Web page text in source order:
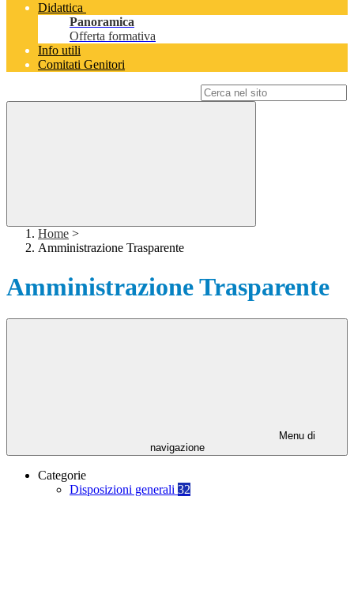
Didattica
Panoramica
Offerta formativa
Info utili
Comitati Genitori
Home >
Amministrazione Trasparente
Amministrazione Trasparente
Menu di
navigazione
Categorie
Disposizioni generali 32